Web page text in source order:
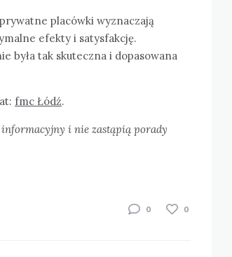
placówki wyznaczają
efekty i satysfakcję.
była tak skuteczna i dopasowana
fmc Łódź.
i nie zastąpią porady
0 0